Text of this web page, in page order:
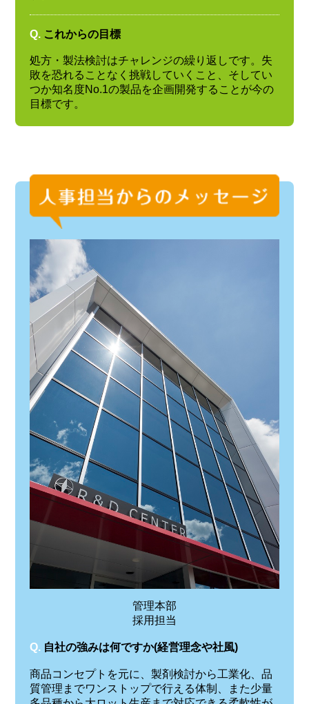
Q. これからの目標
処方・製法検討はチャレンジの繰り返しです。失
敗を恐れることなく挑戦していくこと、そしてい
つか知名度No.1の製品を企画開発することが今の
目標です。
管理本部
採用担当
Q. 自社の強みは何ですか(経営理念や社風)
商品コンセプトを元に、製剤検討から工業化、品
質管理までワンストップで行える体制、また少量